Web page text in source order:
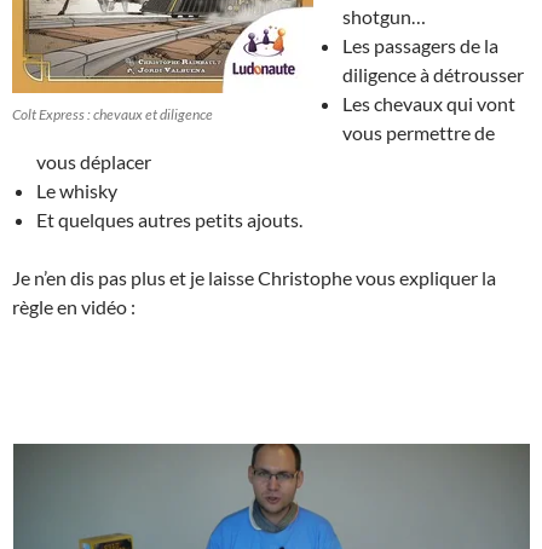
Colt Express : chevaux et diligence
shotgun…
Les passagers de la
diligence à détrousser
Les chevaux qui vont
vous permettre de
vous déplacer
Le whisky
Et quelques autres petits ajouts.
Je n’en dis pas plus et je laisse Christophe vous expliquer la
règle en vidéo :